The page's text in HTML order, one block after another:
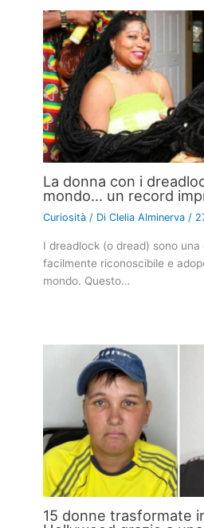
La donna con i
mondo… un record
Curiosità / DiClelia Alminerva/
I dreadlock (o dread) sono una
facilmente riconoscibile e
mondo. Questo…
15 donne trasformate